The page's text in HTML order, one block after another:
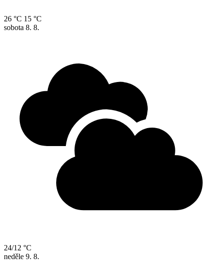
26 °C 15 °C
sobota 8. 8.
24/12 °C
neděle 9. 8.